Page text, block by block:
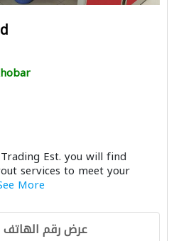
Est. you will find
services to meet your
More
عرض رقم الهاتف